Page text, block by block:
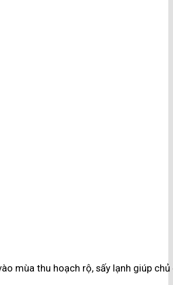
mùa thu hoạch rộ, sấy lạnh giúp